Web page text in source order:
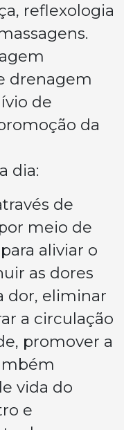
reflexologia
drenagem
de
da
dia:
de
meio de
aliviar o
as dores
dor, eliminar
a circulação
promover a
vida do
e